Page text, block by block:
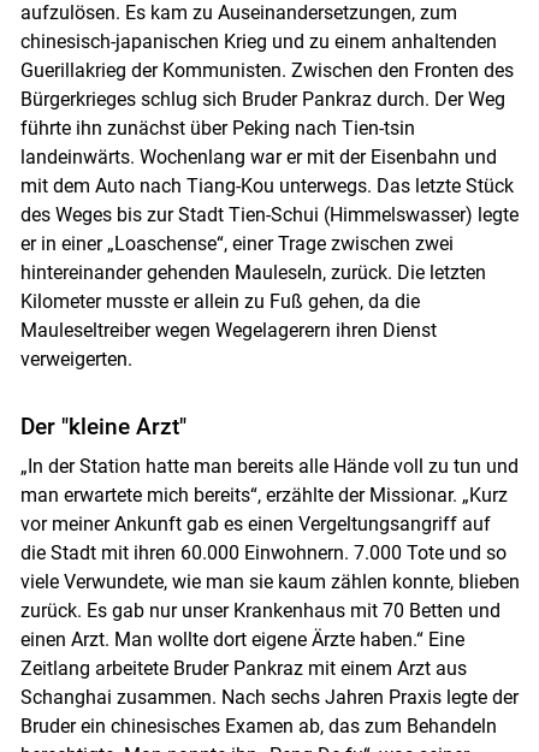
aufzulösen. Es kam zu Auseinandersetzungen, zum
chinesisch-japanischen Krieg und zu einem anhaltenden
Guerillakrieg der Kommunisten. Zwischen den Fronten des
Bürgerkrieges schlug sich Bruder Pank­raz durch. Der Weg
führte ihn zunächst über Peking nach Tien-tsin
landeinwärts. Wochenlang war er mit der Eisenbahn und
mit dem Auto nach Tiang-Kou unterwegs. Das letzte Stück
des Weges bis zur Stadt Tien-Schui (Himmelswasser) legte
er in einer „Loaschense“, einer Trage zwischen zwei
hintereinander gehenden Mauleseln, zurück. Die letzten
Kilometer musste er allein zu Fuß gehen, da die
Mauleseltreiber wegen Wegelagerern ihren Dienst
verweigerten.
Der "kleine Arzt"
„In der Station hatte man bereits alle Hände voll zu tun und
man erwartete mich bereits“, erzählte der Missionar. „Kurz
vor meiner Ankunft gab es einen Vergeltungsangriff auf
die Stadt mit ihren 60.000 Einwohnern. 7.000 Tote und so
viele Verwundete, wie man sie kaum zählen konnte, blieben
zurück. Es gab nur unser Krankenhaus mit 70 Betten und
einen Arzt. Man wollte dort eigene Ärzte haben.“ Eine
Zeitlang arbeitete Bruder Pankraz mit einem Arzt aus
Schanghai zusammen. Nach sechs Jahren Praxis legte der
Bruder ein chinesisches Examen ab, das zum Behandeln